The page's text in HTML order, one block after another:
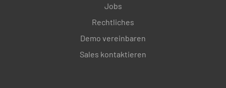
Jobs
Rechtliches
Demo vereinbaren
Sales kontaktieren